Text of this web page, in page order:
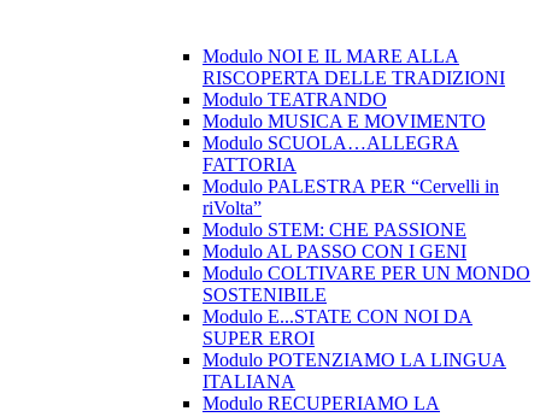
Modulo NOI E IL MARE ALLA
RISCOPERTA DELLE TRADIZIONI
Modulo TEATRANDO
Modulo MUSICA E MOVIMENTO
Modulo SCUOLA…ALLEGRA
FATTORIA
Modulo PALESTRA PER “Cervelli in
riVolta”
Modulo STEM: CHE PASSIONE
Modulo AL PASSO CON I GENI
Modulo COLTIVARE PER UN MONDO
SOSTENIBILE
Modulo E...STATE CON NOI DA
SUPER EROI
Modulo POTENZIAMO LA LINGUA
ITALIANA
Modulo RECUPERIAMO LA